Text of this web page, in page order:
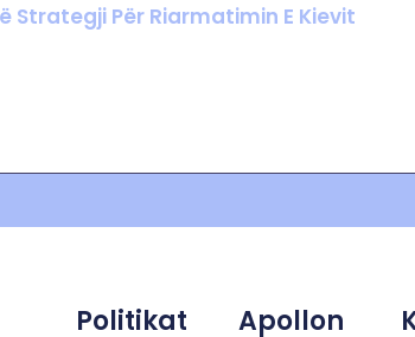
Strategji Për Riarmatimin E Kievit
Politikat Apollon